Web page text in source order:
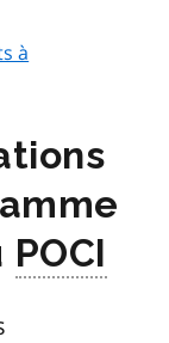
à
POCI